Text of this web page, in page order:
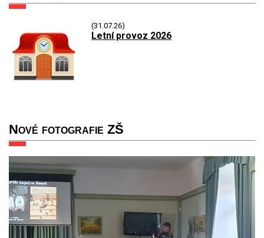
(31.07.26)
Letní provoz 2026
Nové fotografie ZŠ